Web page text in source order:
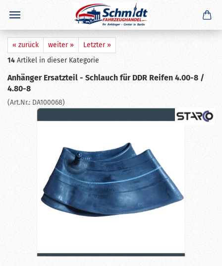
« zurück weiter »
Letzter »
14 Artikel in dieser Kategorie
Anhänger Ersatzteil - Schlauch für DDR Reifen 4.00-8 /
4.80-8
(Art.Nr.: DA100068)
×
GERADE GEKAUFT
DDR Anhänger Original NVA Rücklicht /
Rückleuchte mit Kennzeichenlichtgekauft
Ausblenden